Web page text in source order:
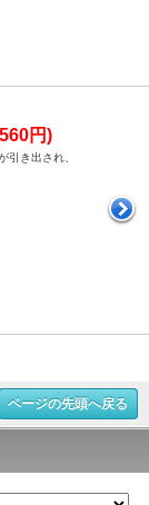
円)
引き出され、
ページの先頭へ戻る